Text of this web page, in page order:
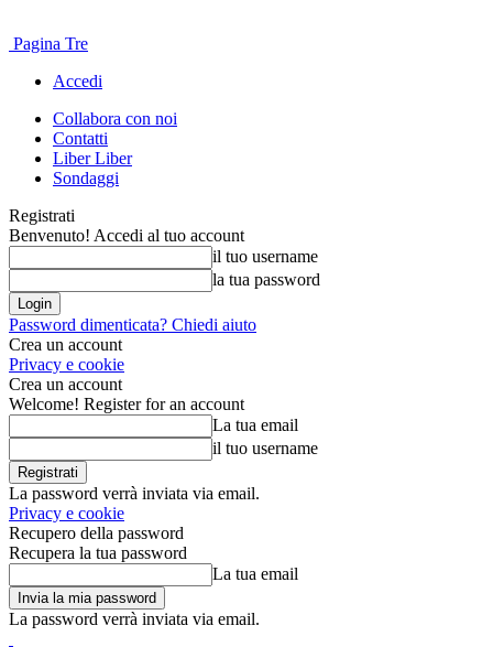
Pagina Tre
Accedi
Collabora con noi
Contatti
Liber Liber
Sondaggi
Registrati
Benvenuto! Accedi al tuo account
il tuo username
la tua password
Password dimenticata? Chiedi aiuto
Crea un account
Privacy e cookie
Crea un account
Welcome! Register for an account
La tua email
il tuo username
La password verrà inviata via email.
Privacy e cookie
Recupero della password
Recupera la tua password
La tua email
La password verrà inviata via email.